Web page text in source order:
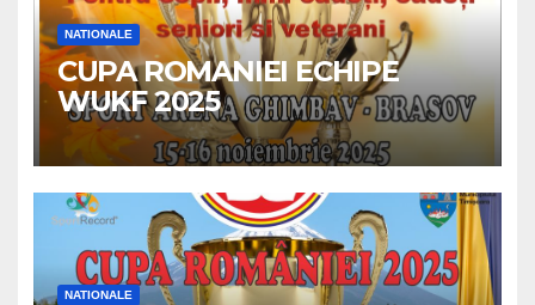
NATIONALE
CUPA ROMANIEI ECHIPE
WUKF 2025
NATIONALE